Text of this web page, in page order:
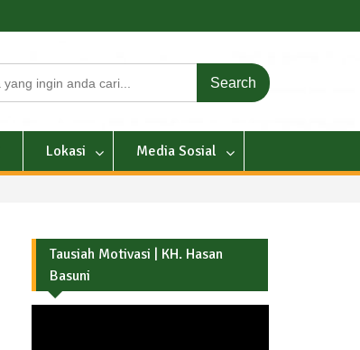
Lokasi Media Sosial
Tausiah Motivasi | KH. Hasan
Basuni